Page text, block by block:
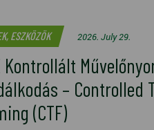
ESZKÖZÖK 2026. July 29.
Kontrollált
– Controlled
(CTF)